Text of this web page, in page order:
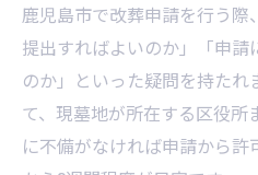
鹿児島市で改葬申請を行う
提出すればよいのか」「申
のか」といった疑問を持たれ
て、現墓地が所在する区役
に不備がなければ申請から許